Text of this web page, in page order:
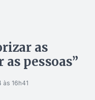
as
pessoas”
às 16h41